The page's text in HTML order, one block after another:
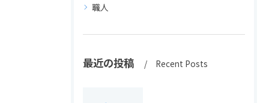
職人
最近の投稿 Recent Posts